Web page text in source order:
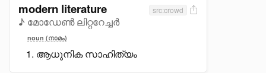
modern literature
♪ മോഡേൺ ലിറ്ററേച്ചർ
src:crowd
noun (നാമം)
ആധുനിക സാഹിത്യം